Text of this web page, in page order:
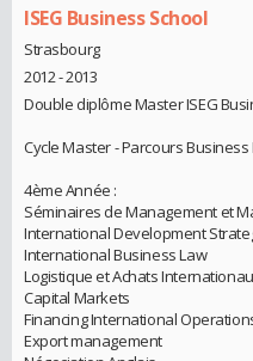
ISEG Business School
Strasbourg
2012 - 2013
Double diplôme Master ISEG
Cycle Master - Parcours
4ème Année :
Séminaires de Management et
International Development
International Business Law
Logistique et Achats
Capital Markets
Financing International
Export management